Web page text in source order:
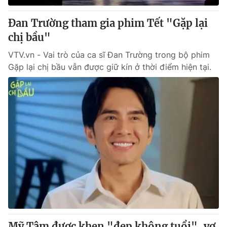
Đan Trường tham gia phim Tết "Gặp lại
chị bầu"
VTV.vn - Vai trò của ca sĩ Đan Trường trong bộ phim
Gặp lại chị bầu vẫn được giữ kín ở thời điểm hiện tại.